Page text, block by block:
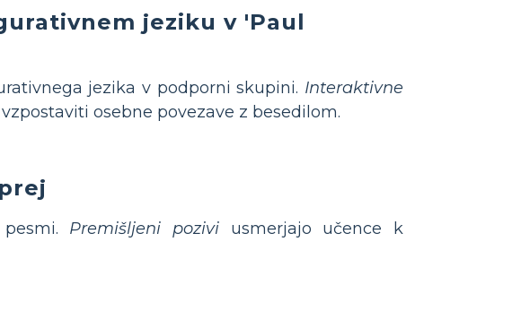
jeziku v 'Paul
jezika v podporni skupini. Interaktivne
osebne povezave z besedilom.
Premišljeni pozivi usmerjajo učence k